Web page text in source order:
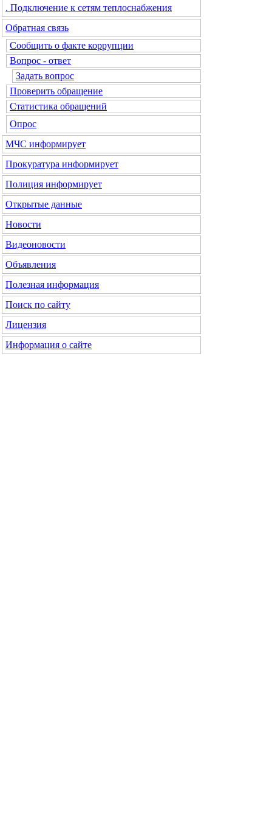
. Подключение к сетям теплоснабжения
Обратная связь
Сообщить о факте коррупции
Вопрос - ответ
Задать вопрос
Проверить обращение
Статистика обращений
Опрос
МЧС информирует
Прокуратура информирует
Полиция информирует
Открытые данные
Новости
Видеоновости
Объявления
Полезная информация
Поиск по сайту
Лицензия
Информация о сайте